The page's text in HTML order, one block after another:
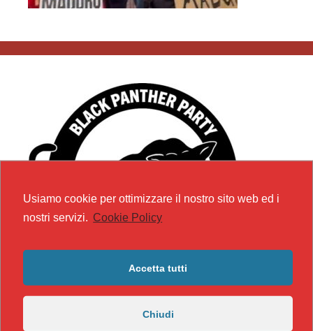
Usiamo cookie per ottimizzare il nostro sito web ed i
nostri servizi. Cookie Policy
Accetta tutti
Chiudi